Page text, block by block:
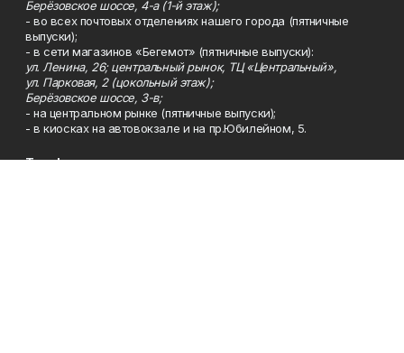
Берёзовское шоссе, 4-а (1-й этаж);
- во всех почтовых отделениях нашего города (пятничные
выпуски);
- в сети магазинов «Бегемот» (пятничные выпуски):
ул. Ленина, 26; центральный рынок, ТЦ «Центральный»,
ул. Парковая, 2 (цокольный этаж);
Берёзовское шоссе, 3-в;
- на центральном рынке (пятничные выпуски);
- в киосках на автовокзале и на пр.Юбилейном, 5.
Телефон